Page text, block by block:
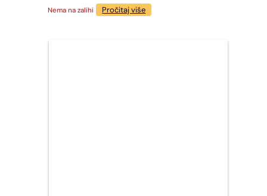
Nema na zalihi Pročitaj više